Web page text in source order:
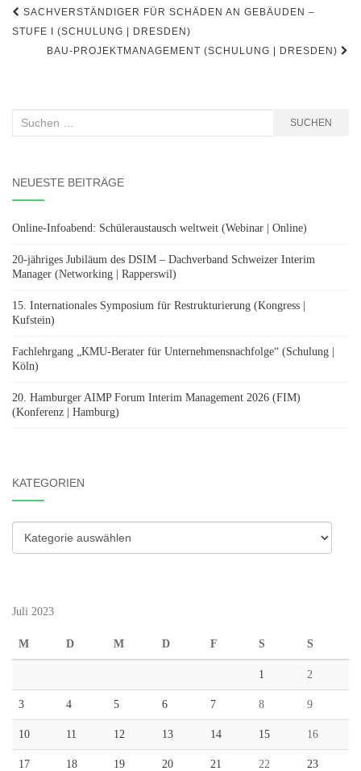
Beitragsnavigation
SACHVERSTÄNDIGER FÜR SCHÄDEN AN GEBÄUDEN –
STUFE I (SCHULUNG | DRESDEN)
BAU-PROJEKTMANAGEMENT (SCHULUNG | DRESDEN)
Suchen
SUCHEN
NEUESTE BEITRÄGE
Online-Infoabend: Schüleraustausch weltweit (Webinar | Online)
20-jähriges Jubiläum des DSIM – Dachverband Schweizer Interim
Manager (Networking | Rapperswil)
15. Internationales Symposium für Restrukturierung (Kongress |
Kufstein)
Fachlehrgang „KMU-Berater für Unternehmensnachfolge“ (Schulung |
Köln)
20. Hamburger AIMP Forum Interim Management 2026 (FIM)
(Konferenz | Hamburg)
KATEGORIEN
Kategorien
Juli 2023
M D M D F S S
1 2
3 4 5 6 7 8 9
10 11 12 13 14 15 16
17 18 19 20 21 22 23